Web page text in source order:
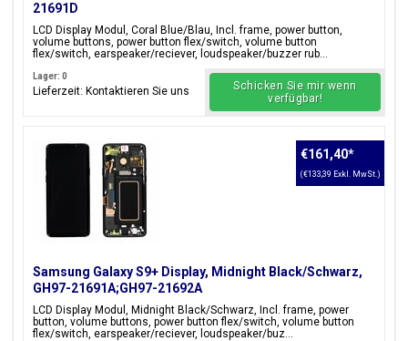
21691D
LCD Display Modul, Coral Blue/Blau, Incl. frame, power button,
volume buttons, power button flex/switch, volume button
flex/switch, earspeaker/reciever, loudspeaker/buzzer rub...
Lager: 0
Lieferzeit: Kontaktieren Sie uns
Schicken Sie mir wenn
verfügbar!
Samsung Galaxy S9+ Display, Midnight Black/Schwarz,
GH97-21691A;GH97-21692A
LCD Display Modul, Midnight Black/Schwarz, Incl. frame, power
button, volume buttons, power button flex/switch, volume button
flex/switch, earspeaker/reciever, loudspeaker/buz...
€161,40*
(€133,39 Exkl. MwSt.)